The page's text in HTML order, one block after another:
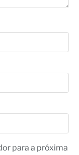
para a próxima